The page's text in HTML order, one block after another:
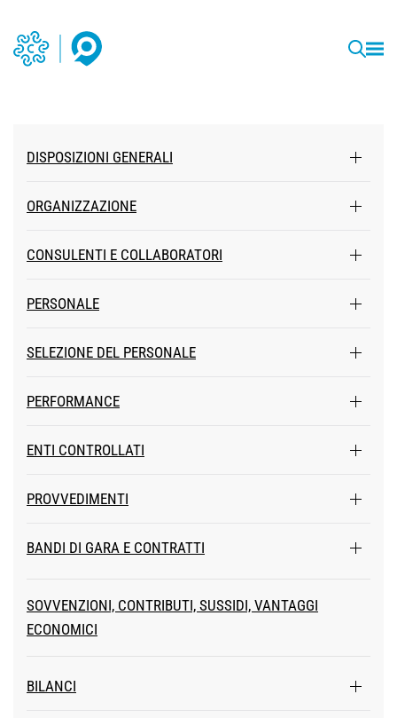
DISPOSIZIONI GENERALI
ORGANIZZAZIONE
CONSULENTI E COLLABORATORI
PERSONALE
SELEZIONE DEL PERSONALE
PERFORMANCE
ENTI CONTROLLATI
PROVVEDIMENTI
BANDI DI GARA E CONTRATTI
SOVVENZIONI, CONTRIBUTI, SUSSIDI, VANTAGGI
ECONOMICI
BILANCI